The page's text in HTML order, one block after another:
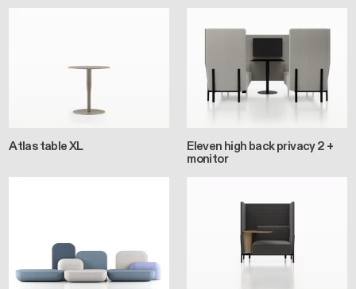
Atlas table XL
Eleven high back privacy 2 +
monitor